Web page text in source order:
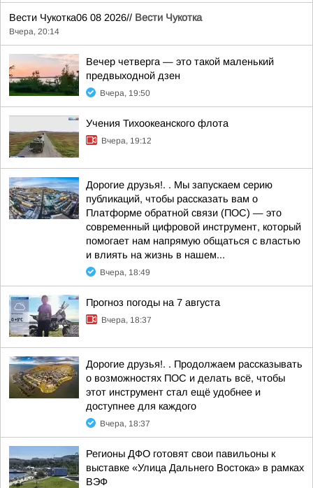
Вести Чукотка06 08 2026// Вести Чукотка
Вчера, 20:14
Вечер четверга — это такой маленький
предвыходной дзен
Вчера, 19:50
Учения Тихоокеанского флота
Вчера, 19:12
Дорогие друзья!. . Мы запускаем серию
публикаций, чтобы рассказать вам о
Платформе обратной связи (ПОС) — это
современный цифровой инструмент, который
помогает нам напрямую общаться с властью
и влиять на жизнь в нашем...
Вчера, 18:49
Прогноз погоды на 7 августа
Вчера, 18:37
Дорогие друзья!. . Продолжаем рассказывать
о возможностях ПОС и делать всё, чтобы
этот инструмент стал ещё удобнее и
доступнее для каждого
Вчера, 18:37
Регионы ДФО готовят свои павильоны к
выставке «Улица Дальнего Востока» в рамках
ВЭФ